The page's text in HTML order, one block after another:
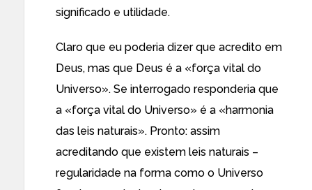
significado e utilidade.
Claro que eu poderia dizer que acredito em
Deus, mas que Deus é a «força vital do
Universo». Se interrogado responderia que
a «força vital do Universo» é a «harmonia
das leis naturais». Pronto: assim
acreditando que existem leis naturais –
regularidade na forma como o Universo